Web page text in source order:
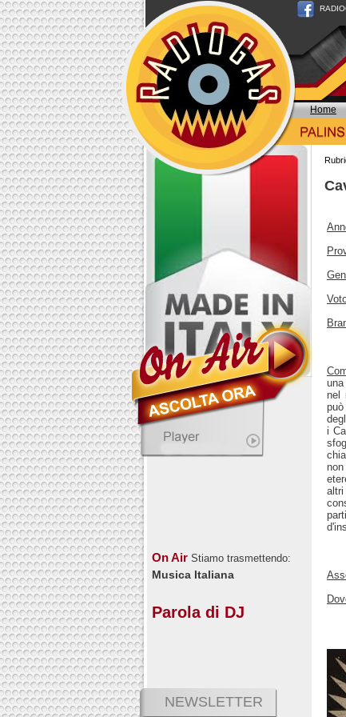
Home
On Air Stiamo trasmettendo:
Musica Italiana
Parola di DJ
NEWSLETTER
nel
i
altri